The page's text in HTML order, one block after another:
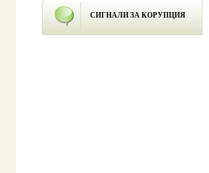
СИГНАЛИ ЗА КОРУПЦИЯ